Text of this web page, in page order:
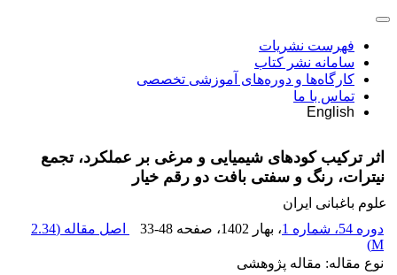
فهرست نشریات
سامانه نشر کتاب
کارگاه‌ها و دوره‌های آموزشی تخصصی
تماس با ما
English
اثر ترکیب کودهای شیمیایی و مرغی بر عملکرد، تجمع
نیترات، رنگ و سفتی بافت دو رقم خیار
علوم باغبانی ایران
دوره 54، شماره 1
، بهار 1402 ، صفحه 33-48 اصل مقاله (2.34
M
)
نوع مقاله: مقاله پژوهشی